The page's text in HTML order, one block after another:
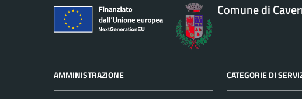
Comune di
AMMINISTRAZIONE CATEGORIE DI